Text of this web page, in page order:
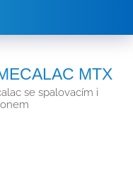
MTX
se spalovacím i